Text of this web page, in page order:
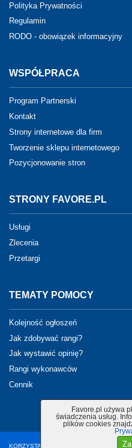
Favore.pl używa
świadczenia usług.
plików cookies
Polityka Prywatności
Regulamin
RODO - obowiązek informacyjny
WSPÓŁPRACA
Program Partnerski
Kontakt
Strony internetowe dla firm
Tworzenie sklepu internetowego
Pozycjonowanie stron
STRONY FAVORE.PL
Usługi
Zlecenia
Przetargi
TEMATY POMOCY
Kolejność ogłoszeń
Jak zdobywać rangi?
Jak wystawić opinię?
Rangi wykonawców
Cennik
KORZYSTANIE Z PORTALU OZNACZA